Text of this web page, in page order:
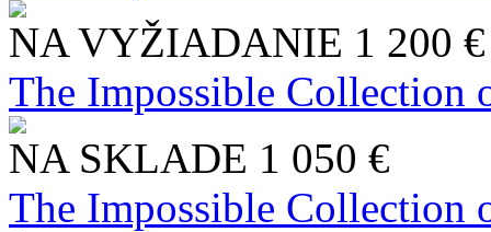
NA VYŽIADANIE 1 200 €
The Impossible Collection
NA SKLADE 1 050 €
The Impossible Collection